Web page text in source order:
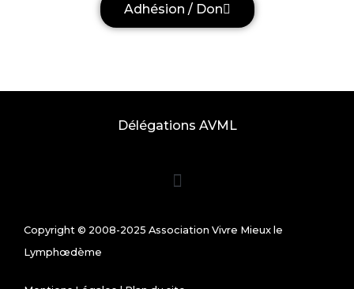
Adhésion / Don
Copyright © 2008-2025 Association Vivre Mieux le
Lymphœdème
Délégations AVML